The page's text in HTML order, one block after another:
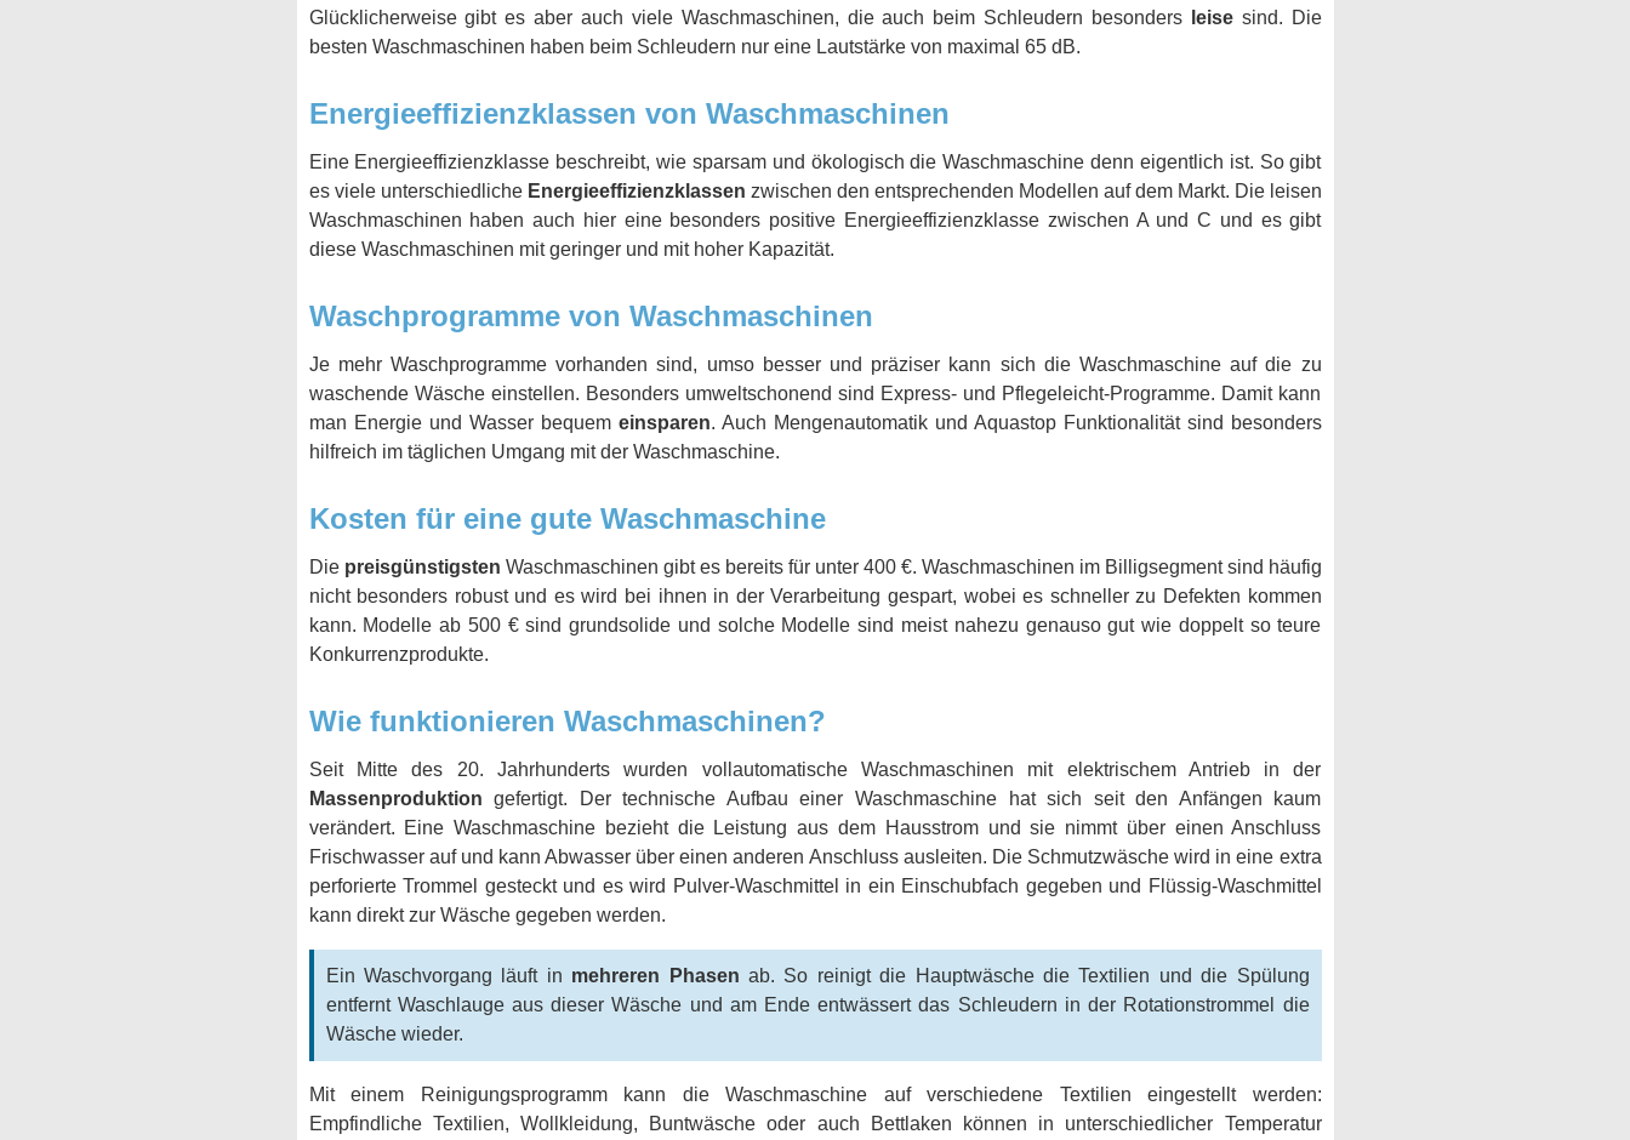
Glücklicherweise gibt es aber auch viele Waschmaschinen, die auch beim Schleudern besonders
leisesind. Die
besten Waschmaschinen haben beim Schleudern nur eine Lautstärke von maximal 65 dB.
Energieeffizienzklassen von Waschmaschinen
Eine Energieeffizienzklasse beschreibt, wie sparsam und ökologisch die Waschmaschine denn eigentlich ist. So gibt
es viele unterschiedliche Energieeffizienzklassen zwischen den entsprechenden Modellen auf dem Markt. Die leisen
Waschmaschinen haben auch hier eine besonders positive Energieeffizienzklasse zwischen A und C und es gibt
diese Waschmaschinen mit geringer und mit hoher Kapazität.
Waschprogramme von Waschmaschinen
Je mehr Waschprogramme vorhanden sind, umso besser und präziser kann sich die Waschmaschine auf die zu
waschende Wäsche einstellen. Besonders umweltschonend sind Express- und Pflegeleicht-Programme. Damit kann
man Energie und Wasser bequem einsparen. Auch Mengenautomatik und Aquastop Funktionalität sind besonders
hilfreich im täglichen Umgang mit der Waschmaschine.
Kosten für eine gute Waschmaschine
Die preisgünstigsten Waschmaschinen gibt es bereits für unter 400 €. Waschmaschinen im Billigsegment sind häufig
nicht besonders robust und es wird bei ihnen in der Verarbeitung gespart, wobei es schneller zu Defekten kommen
kann. Modelle ab 500 € sind grundsolide und solche Modelle sind meist nahezu genauso gut wie doppelt so teure
Konkurrenzprodukte.
Wie funktionieren Waschmaschinen?
Seit Mitte des 20. Jahrhunderts wurden vollautomatische Waschmaschinen mit elektrischem Antrieb in der
Massenproduktion gefertigt. Der technische Aufbau einer Waschmaschine hat sich seit den Anfängen kaum
verändert. Eine Waschmaschine bezieht die Leistung aus dem Hausstrom und sie nimmt über einen Anschluss
Frischwasser auf und kann Abwasser über einen anderen Anschluss ausleiten. Die Schmutzwäsche wird in eine extra
perforierte Trommel gesteckt und es wird Pulver-Waschmittel in ein Einschubfach gegeben und Flüssig-Waschmittel
kann direkt zur Wäsche gegeben werden.
Ein Waschvorgang läuft in mehreren Phasen ab. So reinigt die Hauptwäsche die Textilien und die Spülung
entfernt Waschlauge aus dieser Wäsche und am Ende entwässert das Schleudern in der Rotationstrommel die
Wäsche wieder.
Mit einem Reinigungsprogramm kann die Waschmaschine auf verschiedene Textilien eingestellt werden:
Empfindliche Textilien, Wollkleidung, Buntwäsche oder auch Bettlaken können in unterschiedlicher Temperatur